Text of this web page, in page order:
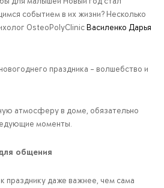
событием в их жизни? Несколько
OsteoPolyClinic Василенко Дарья
праздника – волшебство и
атмосферу в доме, обязательно
моменты.
общения
празднику даже важнее, чем сама